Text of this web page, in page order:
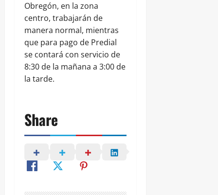
Obregón, en la zona
centro, trabajarán de
manera normal, mientras
que para pago de Predial
se contará con servicio de
8:30 de la mañana a 3:00 de
la tarde.
Share